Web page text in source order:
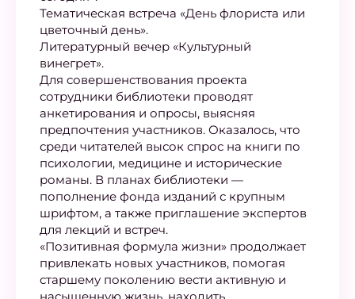
Тематическая встреча «День флориста или
цветочный день».
Литературный вечер «Культурный
винегрет».
Для совершенствования проекта
сотрудники библиотеки проводят
анкетирования и опросы, выясняя
предпочтения участников. Оказалось, что
среди читателей высок спрос на книги по
психологии, медицине и исторические
романы. В планах библиотеки —
пополнение фонда изданий с крупным
шрифтом, а также приглашение экспертов
для лекций и встреч.
«Позитивная формула жизни» продолжает
привлекать новых участников, помогая
старшему поколению вести активную и